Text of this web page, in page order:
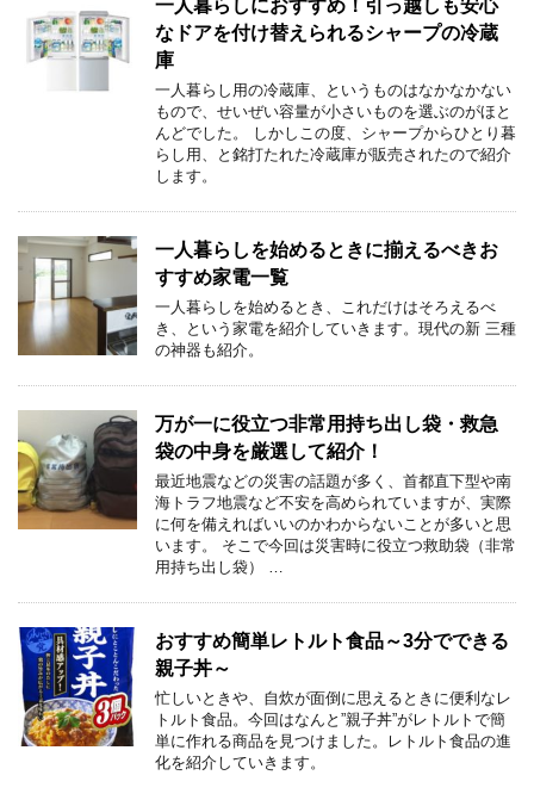
一人暮らしにおすすめ！引っ越しも安心
なドアを付け替えられるシャープの冷蔵
庫
一人暮らし用の冷蔵庫、というものはなかなかない
もので、せいぜい容量が小さいものを選ぶのがほと
んどでした。 しかしこの度、シャープからひとり暮
らし用、と銘打たれた冷蔵庫が販売されたので紹介
します。
一人暮らしを始めるときに揃えるべきお
すすめ家電一覧
一人暮らしを始めるとき、これだけはそろえるべ
き、という家電を紹介していきます。現代の新 三種
の神器も紹介。
万が一に役立つ非常用持ち出し袋・救急
袋の中身を厳選して紹介！
最近地震などの災害の話題が多く、首都直下型や南
海トラフ地震など不安を高められていますが、実際
に何を備えればいいのかわからないことが多いと思
います。 そこで今回は災害時に役立つ救助袋（非常
用持ち出し袋） …
おすすめ簡単レトルト食品～3分でできる
親子丼～
忙しいときや、自炊が面倒に思えるときに便利なレ
トルト食品。今回はなんと”親子丼”がレトルトで簡
単に作れる商品を見つけました。レトルト食品の進
化を紹介していきます。